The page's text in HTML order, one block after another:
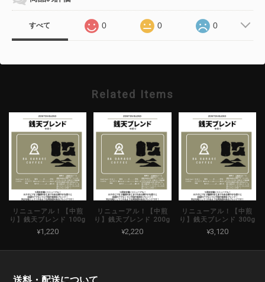
すべて 0 0 0
Related Items
リニューアル！【中煎
り】銭天ブレンド 100g
¥1,220
リニューアル！【中煎
り】銭天ブレンド 200g
¥2,220
リニューアル！【中煎
り】銭天ブレンド 300g
¥3,120
送料・配送について